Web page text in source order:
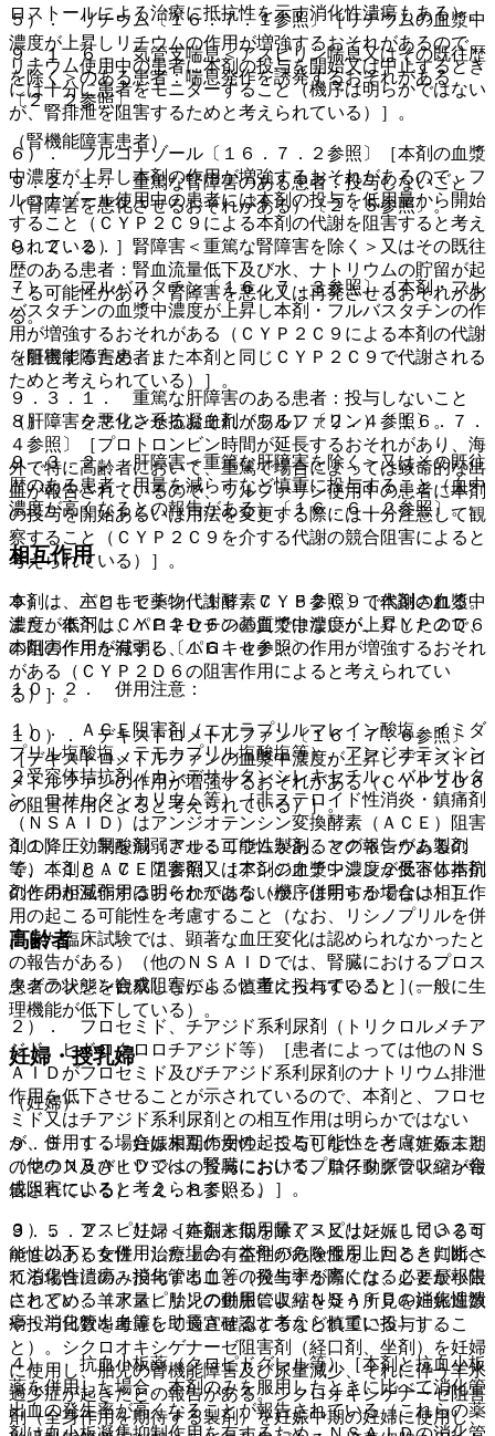
５）． リチウム〔１６．７．１参照〕［リチウムの血漿中
濃度が上昇しリチウムの作用が増強するおそれがあるので、
リチウム使用中の患者に本剤の投与を開始又は中止するとき
には十分に患者をモニターすること（機序は明らかではない
が、腎排泄を阻害するためと考えられている）］。
６）． フルコナゾール〔１６．７．２参照〕［本剤の血漿
中濃度が上昇し本剤の作用が増強するおそれがあるので、フ
ルコナゾール使用中の患者には本剤の投与を低用量から開始
すること（ＣＹＰ２Ｃ９による本剤の代謝を阻害すると考え
られている）］。
７）． フルバスタチン〔１６．７．３参照〕［本剤・フル
バスタチンの血漿中濃度が上昇し本剤・フルバスタチンの作
用が増強するおそれがある（ＣＹＰ２Ｃ９による本剤の代謝
を阻害するため、また本剤と同じＣＹＰ２Ｃ９で代謝される
ためと考えられている）］。
８）． クマリン系抗凝血剤（ワルファリン）〔１６．７．
４参照〕［プロトロンビン時間が延長するおそれがあり、海
外で特に高齢者において、重篤で場合によっては致命的な出
血が報告されているので、ワルファリン使用中の患者に本剤
の投与を開始あるいは用法を変更する際には十分注意して観
察すること（ＣＹＰ２Ｃ９を介する代謝の競合阻害によると
考えられている）］。
９）． パロキセチン〔１６．７．５参照〕［本剤の血漿中
濃度が低下し、パロキセチンの血漿中濃度が上昇したので、
本剤の作用が減弱し、パロキセチンの作用が増強するおそれ
がある（ＣＹＰ２Ｄ６の阻害作用によると考えられてい
る）］。
１０）． デキストロメトルファン〔１６．７．６参照〕
［デキストロメトルファンの血漿中濃度が上昇しデキストロ
メトルファンの作用が増強するおそれがある（ＣＹＰ２Ｄ６
の阻害作用によると考えられている）］。
１１）． 制酸剤（アルミニウム製剤、マグネシウム製剤
等）〔１６．７．７参照〕［本剤の血漿中濃度が低下し本剤
の作用が減弱するおそれがある（機序は明らかでない）］。
高齢者
患者の状態を観察しながら、慎重に投与すること（一般に生
理機能が低下している）。
妊婦・授乳婦
（妊婦）
９．５．１． 妊娠末期の女性：投与しないこと（妊娠末期
のマウス及びヒツジへの投与において、胎仔動脈管収縮が報
告されている）〔２．８参照〕。
９．５．２． 妊婦＜妊娠末期を除く＞又は妊娠している可
能性のある女性：治療上の有益性が危険性を上回ると判断さ
れる場合にのみ投与すること（投与する際には、必要最小限
にとどめ、羊水量、胎児の動脈管収縮を疑う所見を妊娠週数
や投与日数を考慮して適宜確認するなど慎重に投与するこ
と）。シクロオキシゲナーゼ阻害剤（経口剤、坐剤）を妊婦
に使用し、胎児の腎機能障害及び尿量減少、それに伴う羊水
過少症が起きたとの報告がある。シクロオキシゲナーゼ阻害
剤（全身作用を期待する製剤）を妊娠中期の妊婦に使用し、
ロストールによる治療に抵抗性を示す消化性潰瘍もある）。
９．１．６． 気管支喘息＜アスピリン喘息又はその既往歴
を除く＞のある患者：喘息発作を誘発するおそれがある
〔２．２参照〕。
（腎機能障害患者）
９．２．１． 重篤な腎障害のある患者：投与しないこと
（腎障害を悪化させるおそれがある）〔２．５参照〕。
９．２．２． 腎障害＜重篤な腎障害を除く＞又はその既往
歴のある患者：腎血流量低下及び水、ナトリウムの貯留が起
こる可能性があり、腎障害を悪化又は再発させるおそれがあ
る。
（肝機能障害患者）
９．３．１． 重篤な肝障害のある患者：投与しないこと
（肝障害を悪化させるおそれがある）〔２．４参照〕。
９．３．２． 肝障害＜重篤な肝障害を除く＞又はその既往
歴のある患者：用量を減らすなど慎重に投与すること（血中
濃度が高くなるとの報告がある）〔１６．６．２参照〕。
相互作用
本剤は、主として薬物代謝酵素ＣＹＰ２Ｃ９で代謝される。
また、本剤はＣＹＰ２Ｄ６の基質ではないが、ＣＹＰ２Ｄ６
の阻害作用を有する〔１６．４参照〕。
１０．２． 併用注意：
１）． ＡＣＥ阻害剤（エナラプリルマレイン酸塩、イミダ
プリル塩酸塩、テモカプリル塩酸塩等）、アンジオテンシン
２受容体拮抗剤（カンデサルタンシレキセチル、バルサルタ
ン、ロサルタンカリウム等）［非ステロイド性消炎・鎮痛剤
（ＮＳＡＩＤ）はアンジオテンシン変換酵素（ＡＣＥ）阻害
剤の降圧効果を減弱させる可能性があるとの報告があるの
で、本剤とＡＣＥ阻害剤又はアンジオテンシン２受容体拮抗
剤との相互作用は明らかではないが、併用する場合は相互作
用の起こる可能性を考慮すること（なお、リシノプリルを併
用した臨床試験では、顕著な血圧変化は認められなかったと
の報告がある）（他のＮＳＡＩＤでは、腎臓におけるプロス
タグランジン合成阻害によると考えられている）］。
２）． フロセミド、チアジド系利尿剤（トリクロルメチア
ジド、ヒドロクロロチアジド等）［患者によっては他のＮＳ
ＡＩＤがフロセミド及びチアジド系利尿剤のナトリウム排泄
作用を低下させることが示されているので、本剤と、フロセ
ミド又はチアジド系利尿剤との相互作用は明らかではない
が、併用する場合は相互作用の起こる可能性を考慮すること
（他のＮＳＡＩＤでは、腎臓におけるプロスタグランジン合
成阻害によると考えられている）］。
３）． アスピリン［本剤と低用量アスピリン（１日３２５
ｍｇ以下）を併用した場合、本剤のみを服用したときに比べ
て消化性潰瘍・消化管出血等の発生率が高くなることが報告
されている（アスピリンの併用によりＮＳＡＩＤの消化性潰
瘍・消化管出血等を助長させると考えられている）］。
４）． 抗血小板薬（クロピドグレル等）［本剤と抗血小板
薬を併用した場合、本剤のみを服用したときに比べて消化管
出血の発生率が高くなることが報告されている（これらの薬